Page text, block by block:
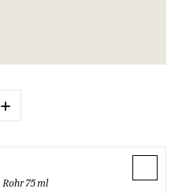
+
Rohr 75 ml